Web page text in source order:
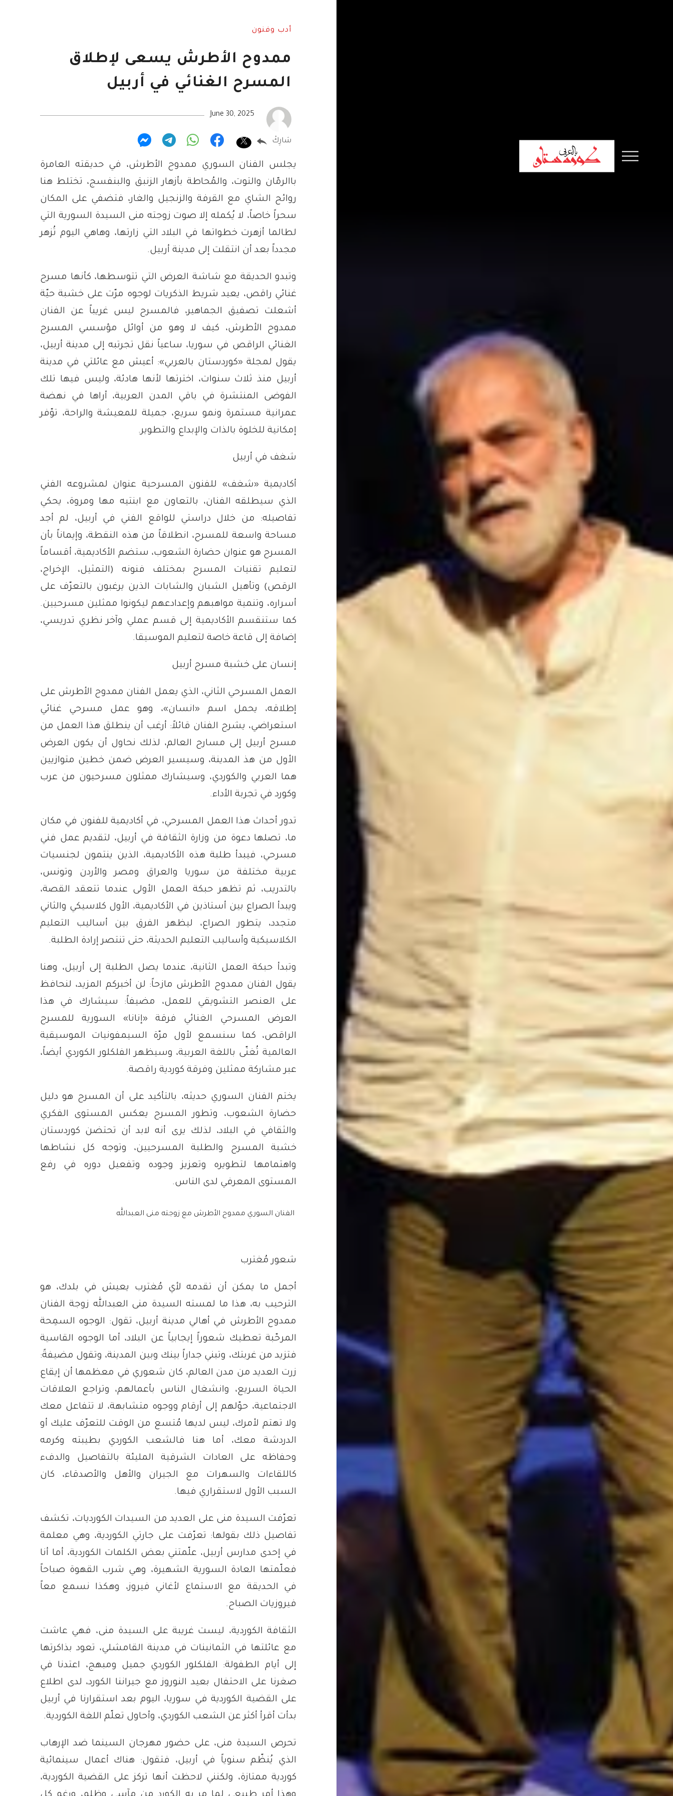
أدب وفنون
ممدوح الأطرش يسعى لإطلاق
المسرح الغنائي في أربيل
June 30, 2025
شارِكْ
يجلس الفنان السوري ممدوح الأطرش، في حديقته العامرة
باالرمّان والتوت، والمُحاطة بأزهار الزنبق والبنفسج، تختلط هنا
روائح الشاي مع القرفة والزنجيل والغار، فتضفي على المكان
سحراً خاصاً، لا يُكمله إلا صوت زوجته منى السيدة السورية التي
لطالما أزهرت خطواتها في البلاد التي زارتها، وهاهي اليوم تُزهر
مجدداً بعد أن انتقلت إلى مدينة أربيل.
وتبدو الحديقة مع شاشة العرض التي تتوسطها، كأنها مسرح
غنائي راقص، يعيد شريط الذكريات لوجوه مرّت على خشبة حيّة
أشعلت تصفيق الجماهير، فالمسرح ليس غريباً عن الفنان
ممدوح الأطرش، كيف لا وهو من أوائل مؤسسي المسرح
الغنائي الراقص في سوريا، ساعياً نقل تجرتبه إلى مدينة أربيل،
يقول لمجلة «كوردستان بالعربي»: أعيش مع عائلتي في مدينة
أربيل منذ ثلاث سنوات، اخترتها لأنها هادئة، وليس فيها تلك
الفوضى المنتشرة في باقي المدن العربية، أراها في نهضة
عمرانية مستمرة ونمو سريع، جميلة للمعيشة والراحة، توّفر
إمكانية للخلوة بالذات والإبداع والتطوير.
شغف في أربيل
أكاديمية «شغف» للفنون المسرحية عنوان لمشروعه الفني
الذي سيطلقه الفنان، بالتعاون مع ابنتيه مها ومروة، يحكي
تفاصيله: من خلال دراستي للواقع الفني في أربيل، لم أجد
مساحة واسعة للمسرح، انطلاقاً من هذه النقطة، وإيماناً بأن
المسرح هو عنوان حضارة الشعوب، ستضم الأكاديمية، أقساماً
لتعليم تقنيات المسرح بمختلف فنونه (التمثيل، الإخراج،
الرقص) وتأهيل الشبان والشابات الذين يرغبون بالتعرّف على
أسراره، وتنمية مواهبهم وإعدادعهم ليكونوا ممثلين مسرحيين.
كما ستنقسم الأكاديمية إلى قسم عملي وآخر نظري تدريسي،
إضافة إلى قاعة خاصة لتعليم الموسيقا.
إنسان على خشبة مسرح أربيل
العمل المسرحي الثاني، الذي يعمل الفنان ممدوح الأطرش على
إطلاقه، يحمل اسم «انسان»، وهو عمل مسرحي غنائي
استعراضي، يشرح الفنان قائلاً: أرغب أن ينطلق هذا العمل من
مسرح أربيل إلى مسارح العالم، لذلك نحاول أن يكون العرض
الأول من هذ المدينة، وسيسير العرض ضمن خطين متوازيين
هما العربي والكوردي، وسيشارك ممثلون مسرحيون من عرب
وكورد في تجربة الأداء.
تدور أحداث هذا العمل المسرحي، في أكاديمية للفنون في مكان
ما، تصلها دعوة من وزارة الثقافة في أربيل، لتقديم عمل فني
مسرحي، فيبدأ طلبة هذه الأكاديمية، الذين ينتمون لجنسيات
عربية مختلفة من سوريا والعراق ومصر والأردن وتونس،
بالتدريب، ثم تظهر حبكة العمل الأولى عندما تتعقد القصة،
ويبدأ الصراع بين أستاذين في الأكاديمية، الأول كلاسيكي والثاني
متجدد، يتطور الصراع، ليظهر الفرق بين أساليب التعليم
الكلاسيكية وأساليب التعليم الحديثة، حتى تنتصر إرادة الطلبة.
وتبدأ حبكة العمل الثانية، عندما يصل الطلبة إلى أربيل، وهنا
يقول الفنان ممدوح الأطرش مازحاً: لن أخبركم المزيد، لنحافظ
على العنصر التشويقي للعمل، مضيفاً: سيشارك في هذا
العرض المسرحي الغنائي فرقة «إنانا»
السورية للمسرح
الراقص، كما سنسمع لأول مرّة السيمفونيات الموسيقية
العالمية تُغنّى باللغة العربية، وسيظهر الفلكلور الكوردي أيضاً،
عبر مشاركة ممثلين وفرقة كوردية راقصة.
يختم الفنان السوري حديثه، بالتأكيد على أن المسرح هو دليل
حضارة الشعوب، وتطور المسرح يعكس المستوى الفكري
والثقافي في البلاد، لذلك يرى أنه لابد أن تحتضن كوردستان
خشبة المسرح والطلبة المسرحيين، وتوجه كل نشاطها
واهتمامها لتطويره وتعزيز وجوده وتفعيل دوره في رفع
المستوى المعرفي لدى الناس.
الفنان السوري ممدوح الأطرش مع زوجته منى العبدالله
شعور مُغترب
أجمل ما يمكن أن تقدمه لأي مُغترب يعيش في بلدك، هو
الترحيب به، هذا ما لمسته السيدة منى العبدالله زوجة الفنان
ممدوح الأطرش في أهالي مدينة أربيل، تقول: الوجوه السمِحة
المرحّبة تعطيك شعوراً إيجابياً عن البلاد، أما الوجوه القاسية
فتزيد من غربتك، وتبني جداراً بينك وبين المدينة، وتقول مضيفةً:
زرت العديد من مدن العالم، كان شعوري في معظمها أن إيقاع
الحياة السريع، وانشغال الناس بأعمالهم، وتراجع العلاقات
الاجتماعية، حوّلهم إلى أرقام ووجوه متشابهة، لا تتفاعل معك
ولا تهتم لأمرك، ليس لديها مُتسع من الوقت للتعرّف عليك أو
الدردشة معك، أما هنا فالشعب الكوردي بطيبته وكرمه
وحفاظه على العادات الشرقية المليئة بالتفاصيل والدفء
كاللقاءات والسهرات مع الجيران والأهل والأصدقاء، كان
السبب الأول لاستقراري فيها.
تعرّفت السيدة منى على العديد من السيدات الكورديات، تكشف
تفاصيل ذلك بقولها: تعرّفت على جارتي الكوردية، وهي معلمة
في إحدى مدارس أربيل، علّمتني بعض الكلمات الكوردية، أما أنا
فعلّمتها العادة السورية الشهيرة، وهي شرب القهوة صباحاً
في الحديقة مع الاستماع لأغاني فيروز، وهكذا نسمع معاً
فيروزيات الصباح.
الثقافة الكوردية، ليست غريبة على السيدة منى، فهي عاشت
مع عائلتها في الثمانينات في مدينة القامشلي، تعود بذاكرتها
إلى أيام الطفولة: الفلكلور الكوردي جميل ومبهج، اعتدنا في
صغرنا على الاحتفال بعيد النوروز مع جيراننا الكورد، لدى اطلاع
على القضية الكوردية في سوريا، اليوم بعد استقرارنا في أربيل
بدأت أقرأ أكثر عن الشعب الكوردي، وأحاول تعلّم اللغة الكوردية.
تحرص السيدة منى، على حضور مهرجان السينما ضد الإرهاب
الذي يُنظّم سنوياً في أربيل، فتقول: هناك أعمال سينمائية
كوردية ممتازة، ولكنني لاحظت أنها تركز على القضية الكوردية،
سياسة